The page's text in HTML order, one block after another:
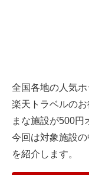
全国各地の人気ホ
楽天トラベルの
まな施設が500円
今回は対象施設の
を紹介します。